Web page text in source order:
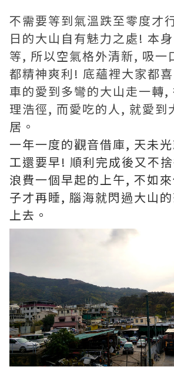
不需要等到氣溫跌至零度才
日的大山自有魅力之處! 本
等, 所以空氣格外清新, 吸一
都精神爽利! 底蘊裡大家都
車的愛到多彎的大山走一轉,
理浩徑, 而愛吃的人, 就愛到
居。
一年一度的觀音借庫, 天未
工還要早! 順利完成後又不
浪費一個早起的上午, 不如
子才再睡, 腦海就閃過大山
上去。